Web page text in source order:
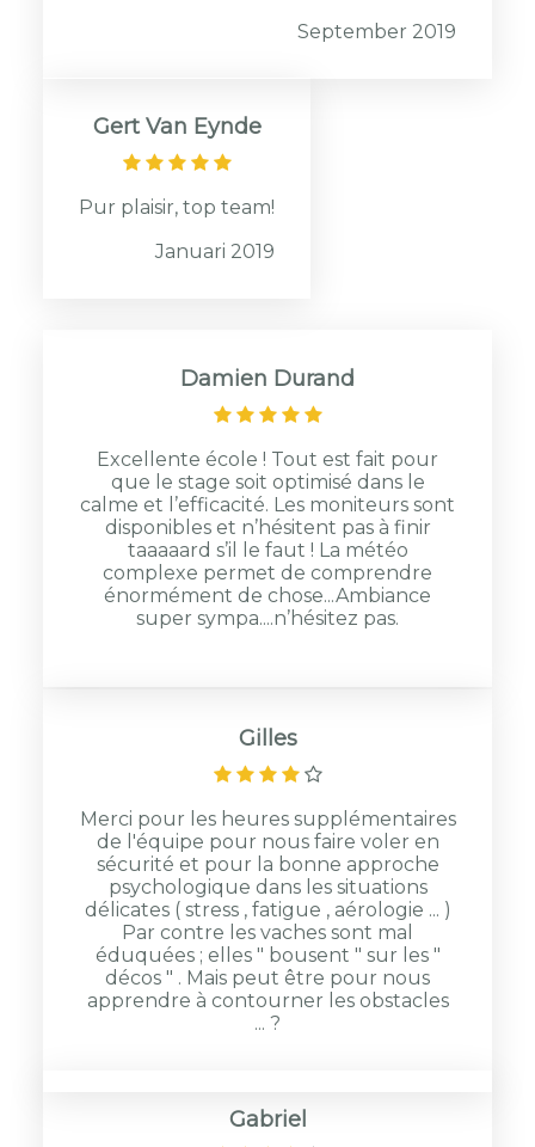
September 2019
Gert Van Eynde
Pur plaisir, top team!
Januari 2019
Damien Durand
Excellente école ! Tout est fait pour
que le stage soit optimisé dans le
calme et l’efficacité. Les moniteurs sont
disponibles et n’hésitent pas à finir
taaaaard s’il le faut ! La météo
complexe permet de comprendre
énormément de chose...Ambiance
super sympa....n’hésitez pas.
Gilles
Merci pour les heures supplémentaires
de l'équipe pour nous faire voler en
sécurité et pour la bonne approche
psychologique dans les situations
délicates ( stress , fatigue , aérologie ... )
Par contre les vaches sont mal
éduquées ; elles " bousent " sur les "
décos " . Mais peut être pour nous
apprendre à contourner les obstacles
... ?
Gabriel